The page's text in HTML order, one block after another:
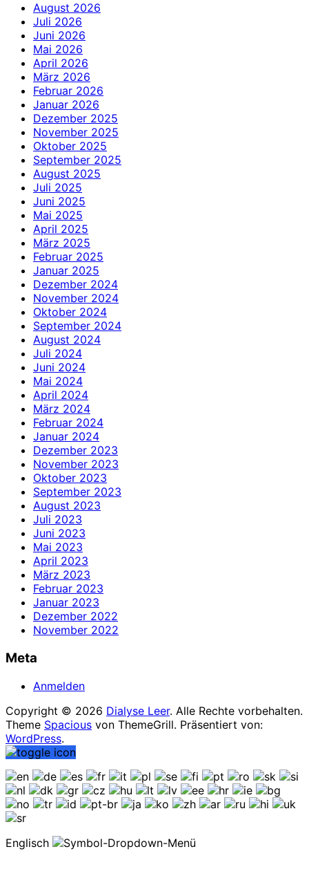
August 2026
Juli 2026
Juni 2026
Mai 2026
April 2026
März 2026
Februar 2026
Januar 2026
Dezember 2025
November 2025
Oktober 2025
September 2025
August 2025
Juli 2025
Juni 2025
Mai 2025
April 2025
März 2025
Februar 2025
Januar 2025
Dezember 2024
November 2024
Oktober 2024
September 2024
August 2024
Juli 2024
Juni 2024
Mai 2024
April 2024
März 2024
Februar 2024
Januar 2024
Dezember 2023
November 2023
Oktober 2023
September 2023
August 2023
Juli 2023
Juni 2023
Mai 2023
April 2023
März 2023
Februar 2023
Januar 2023
Dezember 2022
November 2022
Meta
Anmelden
Copyright © 2026 Dialyse Leer. Alle Rechte vorbehalten.
Theme Spacious von ThemeGrill. Präsentiert von:
WordPress.
Englisch